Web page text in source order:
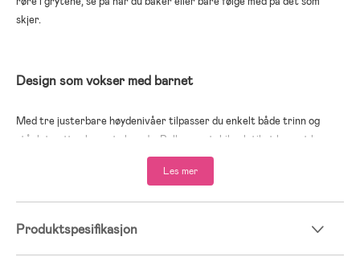
skjer.
Design som vokser med barnet
Med tre justerbare høydenivåer tilpasser du enkelt både trinn og
ståplate etter barnets lengde. Pallen er stabil nok til at barnet kan
klatre opp og ned selv, og passer fra 12 måneder og opp til cirka 6 år.
Les mer
Produktspesifikasjon